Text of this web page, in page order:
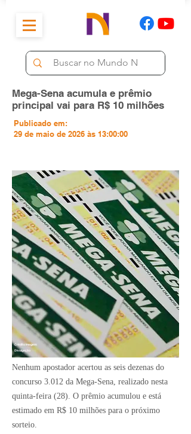
Mega-Sena acumula e prêmio
principal vai para R$ 10 milhões
Publicado em:
29 de maio de 2026 às 13:00:00
Divulgação
Crédito Imagem:
Nenhum apostador acertou as seis dezenas do
concurso 3.012 da Mega-Sena, realizado nesta
quinta-feira (28). O prêmio acumulou e está
estimado em R$ 10 milhões para o próximo
sorteio.